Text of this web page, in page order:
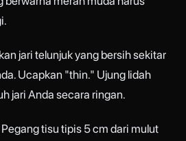
jari telunjuk yang bersih sekitar
Ucapkan "thin." Ujung lidah
jari Anda secara ringan.
Pegang tisu tipis 5 cm dari mulut